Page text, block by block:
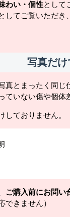
わい・個性として
してご覧いただ
写真だ
真とまったく同じ
ていない傷や個体
しておりません。
ご購入前にお問い
できません）